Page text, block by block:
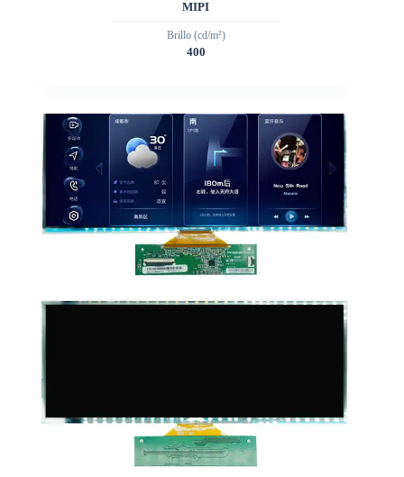
MIPI
Brillo (cd/m²)
400